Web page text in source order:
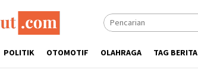
POLITIK OTOMOTIF OLAHRAGA TAG BERITA